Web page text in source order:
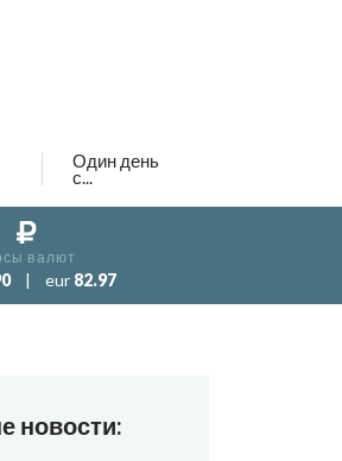
Один день
с...
валют
| eur 82.97
новости: